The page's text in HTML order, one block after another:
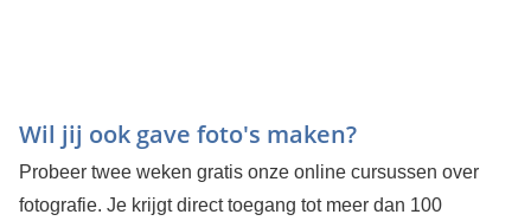
Wil jij ook gave foto's maken?
Probeer twee weken gratis onze online cursussen over
fotografie. Je krijgt direct toegang tot meer dan 100